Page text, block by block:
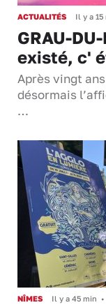
ACTUALITÉS Il y a 15
GRAU-
existé, c'
Après vingt
désormais
…
NÎMES Il y a 45 min •